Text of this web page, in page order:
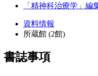
「精神科治療学」編
資料情報
所蔵館 (2館)
書誌事項